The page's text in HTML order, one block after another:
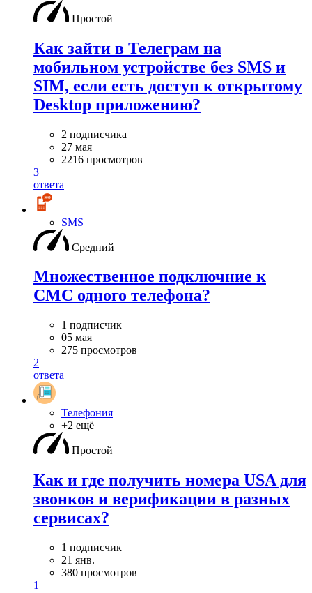
Простой
Как зайти в Телеграм на
мобильном устройстве без SMS и
SIM, если есть доступ к открытому
Desktop приложению?
2 подписчика
27 мая
2216 просмотров
3
ответа
SMS
Средний
Множественное подключние к
СМС одного телефона?
1 подписчик
05 мая
275 просмотров
2
ответа
Телефония
+2 ещё
Простой
Как и где получить номера USA для
звонков и верификации в разных
сервисах?
1 подписчик
21 янв.
380 просмотров
1